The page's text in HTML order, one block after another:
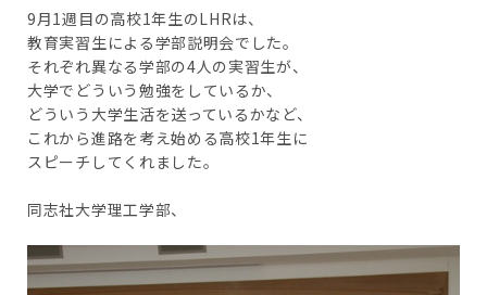
9月1週目の高校1年生のLHRは、
教育実習生による学部説明会でした。
それぞれ異なる学部の4人の実習生が、
大学でどういう勉強をしているか、
どういう大学生活を送っているかなど、
これから進路を考え始める高校1年生に
スピーチしてくれました。
同志社大学理工学部、